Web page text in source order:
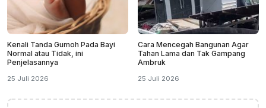
Kenali Tanda Gumoh Pada Bayi
Normal atau Tidak, ini
Penjelasannya
25 Juli 2026
Cara Mencegah Bangunan Agar
Tahan Lama dan Tak Gampang
Ambruk
25 Juli 2026